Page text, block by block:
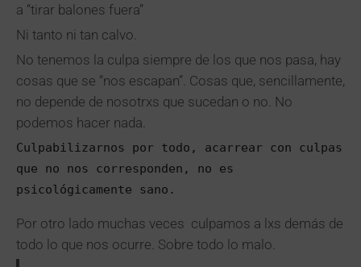
a “tirar balones fuera”
Ni tanto ni tan calvo.
No tenemos la culpa siempre de los que nos pasa, hay
cosas que se “nos escapan”. Cosas que, sencillamente,
no depende de nosotrxs que sucedan o no. No
podemos hacer nada.
Culpabilizarnos por todo, acarrear con culpas
que no nos corresponden, no es
psicológicamente sano.
Por otro lado muchas veces culpamos a lxs demás de
todo lo que nos ocurre. Sobre todo lo malo.